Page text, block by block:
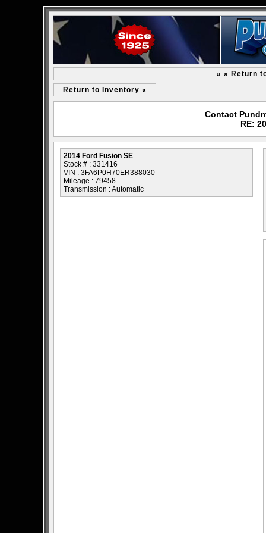
» » Return
Return to Inventory «
Contact
RE:
2014 Ford Fusion SE
Stock # : 331416
VIN : 3FA6P0H70ER388030
Mileage : 79458
Transmission : Automatic